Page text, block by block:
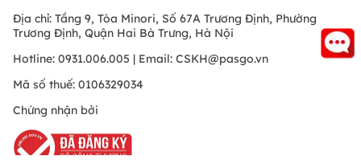
Địa chỉ: Tầng 9, Tòa Minori, Số 67A Trương Định, Phường
Trương Định, Quận Hai Bà Trưng, Hà Nội
Hotline: 0931.006.005 | Email: CSKH@pasgo.vn
Mã số thuế: 0106329034
Chứng nhận bởi